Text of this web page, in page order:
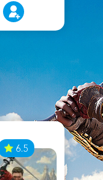
6.5